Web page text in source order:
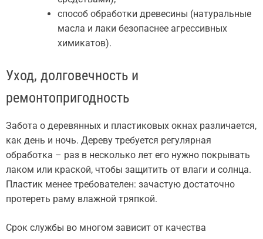
способ обработки древесины (натуральные
масла и лаки безопаснее агрессивных
химикатов).
Уход, долговечность и
ремонтопригодность
Забота о деревянных и пластиковых окнах различается,
как день и ночь. Дереву требуется регулярная
обработка – раз в несколько лет его нужно покрывать
лаком или краской, чтобы защитить от влаги и солнца.
Пластик менее требователен: зачастую достаточно
протереть раму влажной тряпкой.
Срок службы во многом зависит от качества